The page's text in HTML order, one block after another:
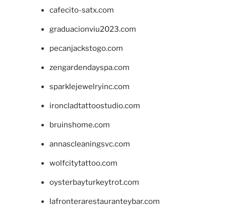
cafecito-satx.com
graduacionviu2023.com
pecanjackstogo.com
zengardendayspa.com
sparklejewelryinc.com
ironcladtattoostudio.com
bruinshome.com
annascleaningsvc.com
wolfcitytattoo.com
oysterbayturkeytrot.com
lafronterarestauranteybar.com